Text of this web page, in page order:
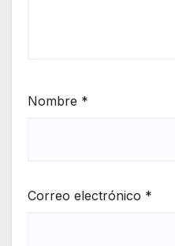
Nombre *
Correo electrónico *